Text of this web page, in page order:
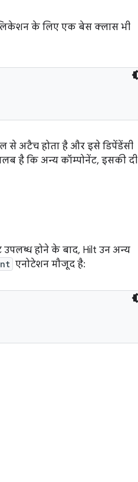
के लिए एक बेस क्लास भी
अटैच होता है और इसे डिपेंडेंसी
है कि अन्य कॉम्पोनेंट, इसकी
होने के बाद, Hilt उन अन्य
एनोटेशन मौजूद है: